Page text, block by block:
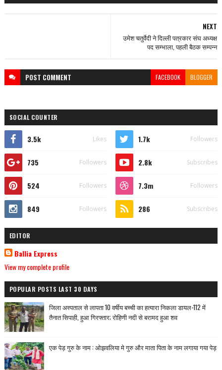
NEXT
उमेश चतुर्वेदी ने दिल्ली पत्रकार संघ अध्यक्ष
पद सम्भाला, पहली बैठक सम्पन्न
POST COMMENT FACEBOOK BLOGGER
SOCIAL COUNTER
3.5k Likes 1.7k Followers
735 Followers 2.8k Subscribes
524 Followers 7.3m Followers
849 Followers 286 Subscribes
EDITOR
Ballia Express
View my complete profile
POPULAR POSTS LAST 30 DAYS
जिला अस्पताल से लापता 10 वर्षीय बच्ची का हत्यारा निकला डायल-112 में
तैनात सिपाही, हुआ गिरफ्तार; रोहिणी नदी से बरामद हुआ शव
एक पेड़ गुरु के नाम : ओझवलिया मे गुरु और माता पिता के नाम लगाया गया पेड़